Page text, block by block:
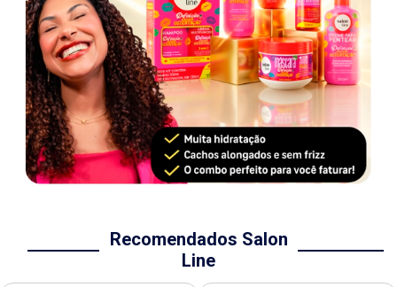
Recomendados Salon
Line